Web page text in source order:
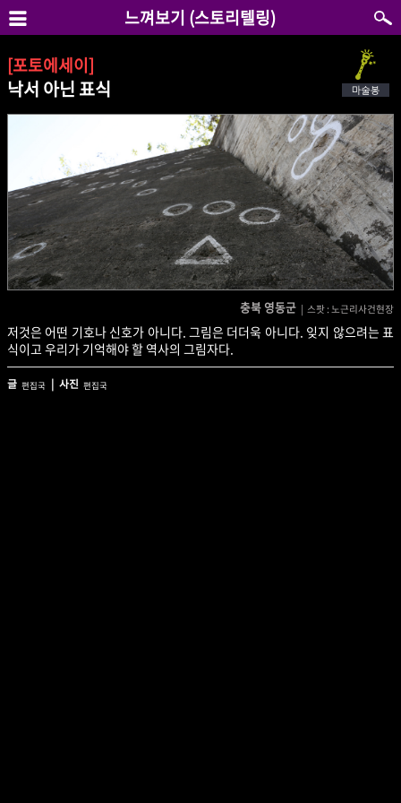
느껴보기 (스토리텔링)
[포토에세이]
낙서 아닌 표식
충북 영동군 | 스팟 : 노근리사건현장
저것은 어떤 기호나 신호가 아니다. 그림은 더더욱 아니다. 잊지 않으려는 표
식이고 우리가 기억해야 할 역사의 그림자다.
글 편집국 | 사진 편집국